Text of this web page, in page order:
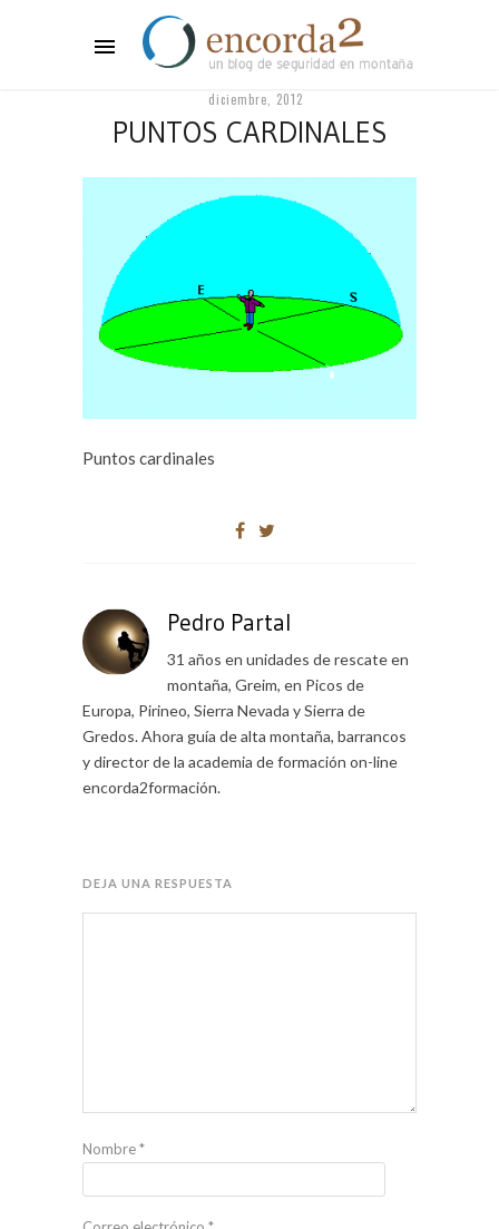
diciembre, 2012
PUNTOS CARDINALES
Puntos cardinales
Pedro Partal
31 años en unidades de rescate en
montaña, Greim, en Picos de
Europa, Pirineo, Sierra Nevada y Sierra de
Gredos. Ahora guía de alta montaña, barrancos
y director de la academia de formación on-line
encorda2formación.
DEJA UNA RESPUESTA
Nombre*